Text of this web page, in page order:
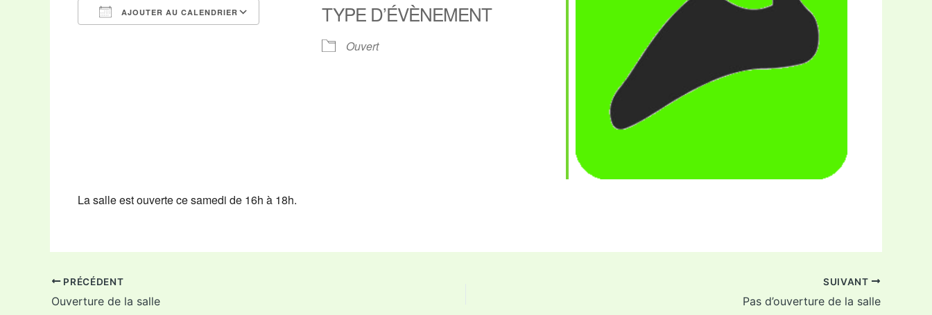
AJOUTER AU CALENDRIER
Calendrier Google Office 365 Outlook Live
TYPE D’ÉVÈNEMENT
Ouvert
La salle est ouverte ce samedi de 16h à 18h.
PRÉCÉDENT
Ouverture de la salle
SUIVANT
Pas d’ouverture de la salle